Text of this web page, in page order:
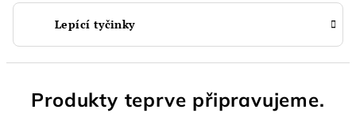
Lepící tyčinky
Produkty teprve připravujeme.